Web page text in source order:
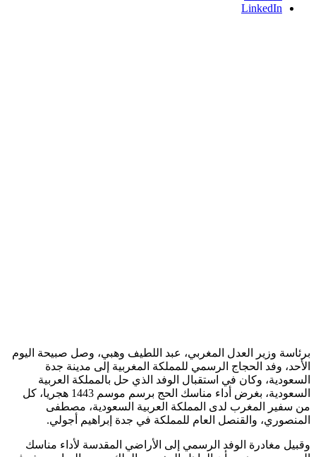
LinkedIn
برئاسة وزير العدل المغربي، عبد اللطيف وهبي، وصل صبيحة اليوم
الأحد، وفد الحجاج الرسمي للمملكة المغربية إلى مدينة جدة
السعودية، وكان في استقبال الوفد الذي حل بالمملكة العربية
السعودية، بغرض أداء مناسك الحج برسم موسم 1443 هجريا، كل
من سفير المغرب لدى المملكة العربية السعودية، مصطفى
المنصوري، والقنصل العام للمملكة في جدة إبراهيم أجولي.
وقبيل مغادرة الوفد الرسمي إلى الأراضي المقدسة لأداء مناسك